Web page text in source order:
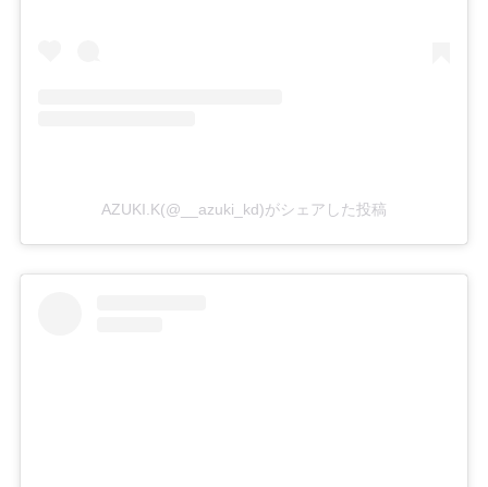
AZUKI.K(@__azuki_kd)がシェアした投稿